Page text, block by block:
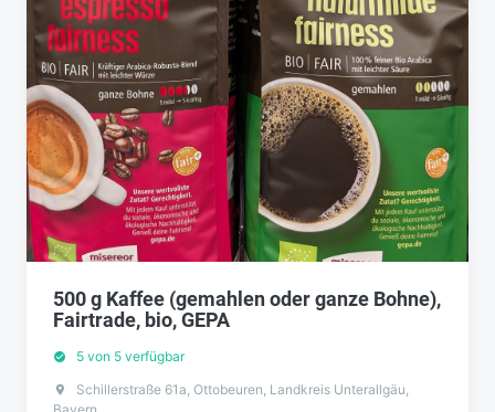
500 g Kaffee (gemahlen oder ganze Bohne),
Fairtrade, bio, GEPA
5 von 5 verfügbar
Schillerstraße 61a, Ottobeuren, Landkreis Unterallgäu,